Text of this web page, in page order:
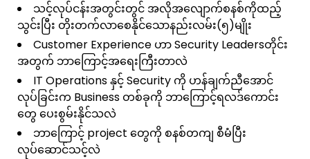
သင့်လုပ်ငန်းအတွင်းတွင် အလိုအလျောက်စနစ်ကိုထည့်
သွင်းပြီး တိုးတက်လာစေနိုင်သောနည်းလမ်း(၅)မျိုး
Customer Experience ဟာ Security Leadersတိုင်း
အတွက် ဘာကြောင့်အရေးကြီးတာလဲ
IT Operations နှင့် Security ကို ဟန်ချက်ညီအောင်
လုပ်ခြင်းက Business တစ်ခုကို ဘာကြောင့်ရလဒ်ကောင်း
တွေ ပေးစွမ်းနိုင်သလဲ
ဘာကြောင့် project တွေကို စနစ်တကျ စီမံပြီး
လုပ်ဆောင်သင့်လဲ